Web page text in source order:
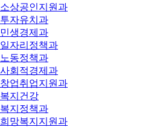
소상공인지원과
투자유치과
민생경제과
일자리정책과
노동정책과
사회적경제과
창업취업지원과
복지건강
복지정책과
희망복지지원과